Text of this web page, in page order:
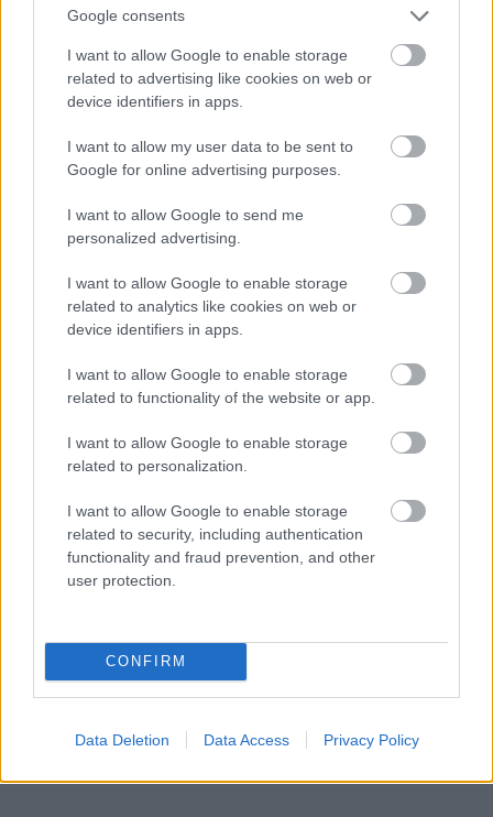
Google consents
I want to allow Google to enable storage
related to advertising like cookies on web or
device identifiers in apps.
I want to allow my user data to be sent to
Google for online advertising purposes.
I want to allow Google to send me
personalized advertising.
I want to allow Google to enable storage
related to analytics like cookies on web or
device identifiers in apps.
I want to allow Google to enable storage
related to functionality of the website or app.
I want to allow Google to enable storage
related to personalization.
I want to allow Google to enable storage
related to security, including authentication
functionality and fraud prevention, and other
user protection.
CONFIRM
Data Deletion Data Access Privacy Policy
προτιμάς τα ροφήματα, τότε επιβάλλεται να
δοκιμάσεις την σοκολάτα τους. Αν πάλι πας
πεινασμένος, έχει και πεντανόστιμα
τσιμπολογήματα να διαλέξεις.
Petite Fleur
Αμύντα 1, Παγκράτι, τηλ: 21 5551 9685